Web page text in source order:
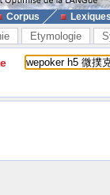
Corpus
Etymologie